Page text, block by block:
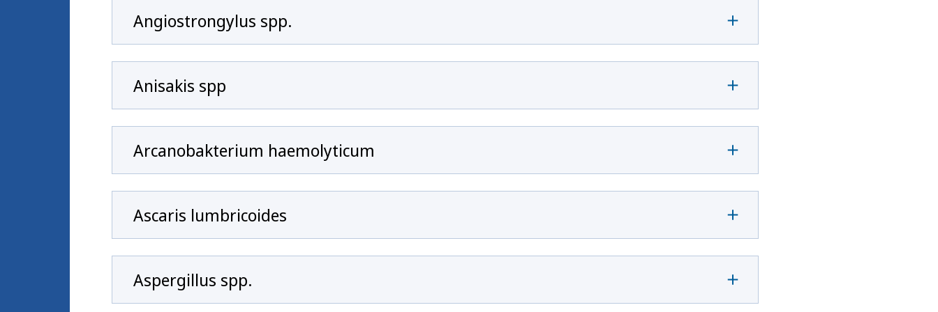
Angiostrongylus spp.
Anisakis spp
Arcanobakterium haemolyticum
Ascaris lumbricoides
Aspergillus spp.